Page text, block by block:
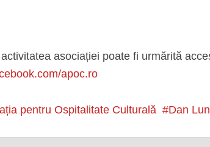
asociației poate fi urmărită
apoc.ro
pentru Ospitalitate Culturală Dan